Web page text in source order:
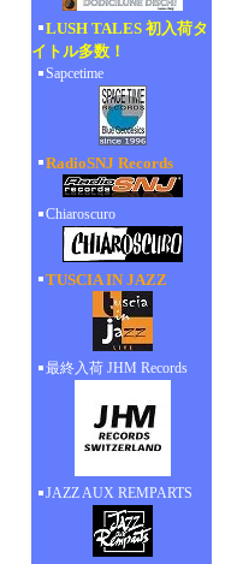
LUSH TALES 初入荷タ
イトル多数！
Sapcetime
RadioSNJ Records
Chiaroscuro
TUSCIA IN JAZZ
最終入荷 JHM Records
JAZZ AUX REMPARTS